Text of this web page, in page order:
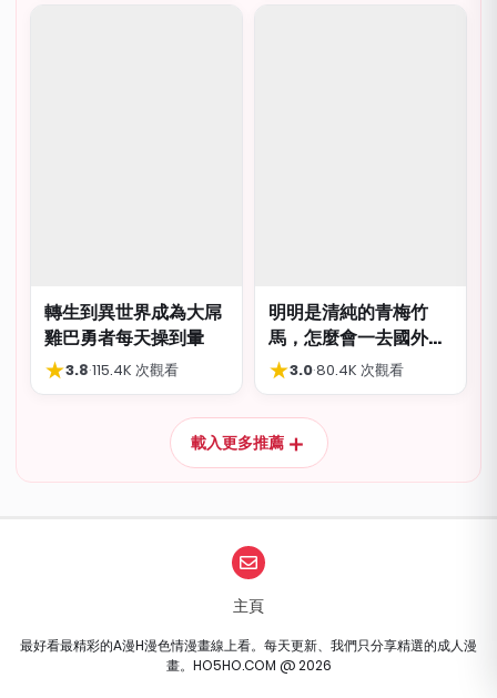
轉生到異世界成為大屌
雞巴勇者每天操到暈
★3.8·115.4K 次觀看
明明是清純的青梅竹
馬，怎麼會一去國外留
學就到處品嚐國際雞
巴…
★3.0·80.4K 次觀看
載入更多推薦＋
主頁
最好看最精彩的A漫H漫色情漫畫線上看。每天更新、我們只分享精選的成人漫
畫。HO5HO.COM @ 2026